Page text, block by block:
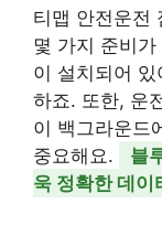
티맵 안전운전
몇 가지 준비
이 설치되어
하죠. 또한, 운
이 백그라운드
중요해요.
블
욱 정확한 데이